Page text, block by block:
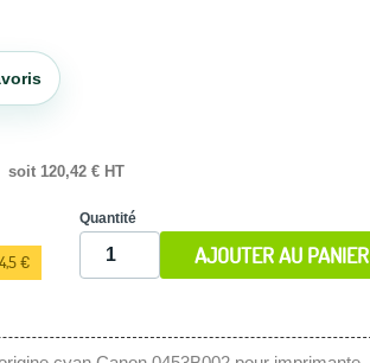
soit 120,42 € HT
€
Quantité
AJOUTER AU PANIER